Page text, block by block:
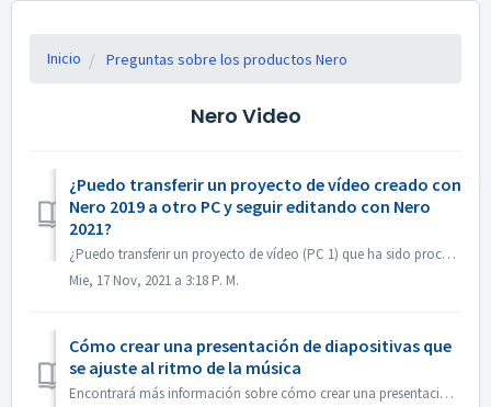
Inicio Preguntas sobre los productos Nero
Nero Video
¿Puedo transferir un proyecto de vídeo creado con
Nero 2019 a otro PC y seguir editando con Nero
2021?
¿Puedo transferir un proyecto de vídeo (PC 1) que ha sido procesado con Nero 2019 a otro PC (PC 2) y continuar editando con Nero 2021? Sí, puede copiar el p...
Mie, 17 Nov, 2021 a 3:18 P. M.
Cómo crear una presentación de diapositivas que
se ajuste al ritmo de la música
Encontrará más información sobre cómo crear una presentación de diapositivas según el ritmo de la música en el siguiente enlace: Crear una presentación de d...